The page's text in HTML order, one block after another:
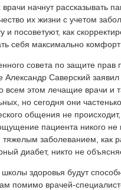
начнут рассказывать
их жизни с учетом
и посоветуют, как
себя максимально
совета по защите прав
Александр Саверский заявил
всем этом лечащие врачи и
но сегодня они
общения не
пациента никого не
тяжелым заболеванием, как
диабет, никто не
здоровья будут
помимо врачей-